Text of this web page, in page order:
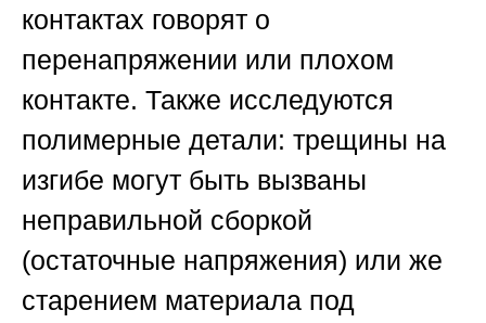
контактах говорят о
перенапряжении или плохом
контакте. Также исследуются
полимерные детали: трещины на
изгибе могут быть вызваны
неправильной сборкой
(остаточные напряжения) или же
старением материала под